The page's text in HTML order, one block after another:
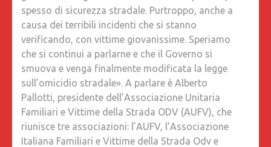
spesso di sicurezza stradale. Purtroppo, anche a
causa dei terribili incidenti che si stanno
verificando, con vittime giovanissime. Speriamo
che si continui a parlarne e che il Governo si
smuova e venga finalmente modificata la legge
sull’omicidio stradale». A parlare è Alberto
Pallotti, presidente dell’Associazione Unitaria
Familiari e Vittime della Strada ODV (AUFV), che
riunisce tre associazioni: l’AUFV, l’Associazione
Italiana Familiari e Vittime della Strada Odv e